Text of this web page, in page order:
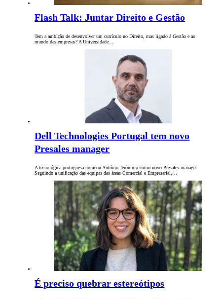
Flash Talk: Juntar Direito e Gestão
Tem a ambição de desenvolver um currículo no Direito, mas ligado à Gestão e ao
mundo das empresas? A Universidade…
Dell Technologies Portugal tem novo
Presales manager
A tecnológica portuguesa nomeou António Jerónimo como novo Presales manager.
Seguindo a unificação das equipas das áreas Comercial e Empresarial,…
É preciso quebrar estereótipos